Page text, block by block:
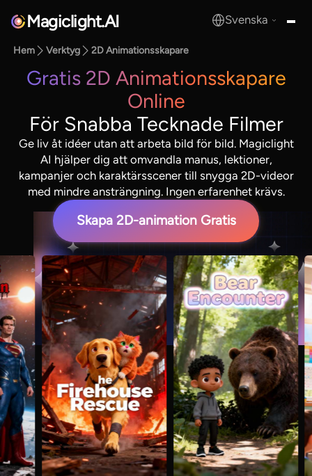
Magiclight.AI Svenska
Hem Verktyg 2D Animationsskapare
Gratis 2D Animationsskapare
Online
För Snabba Tecknade Filmer
Ge liv åt idéer utan att arbeta bild för bild. Magiclight
AI hjälper dig att omvandla manus, lektioner,
kampanjer och karaktärsscener till snygga 2D-videor
med mindre ansträngning. Ingen erfarenhet krävs.
Skapa 2D-animation Gratis